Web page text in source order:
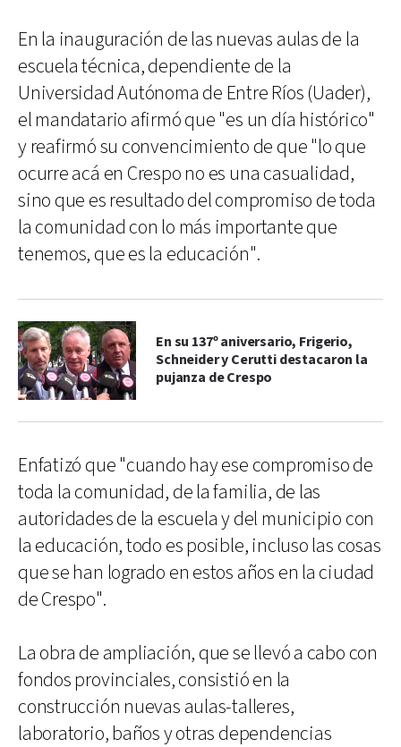
En la inauguración de las nuevas aulas de la
escuela técnica, dependiente de la
Universidad Autónoma de Entre Ríos (Uader),
el mandatario afirmó que "es un día histórico"
y reafirmó su convencimiento de que "lo que
ocurre acá en Crespo no es una casualidad,
sino que es resultado del compromiso de toda
la comunidad con lo más importante que
tenemos, que es la educación".
En su 137º aniversario, Frigerio,
Schneider y Cerutti destacaron la
pujanza de Crespo
Enfatizó que "cuando hay ese compromiso de
toda la comunidad, de la familia, de las
autoridades de la escuela y del municipio con
la educación, todo es posible, incluso las cosas
que se han logrado en estos años en la ciudad
de Crespo".
La obra de ampliación, que se llevó a cabo con
fondos provinciales, consistió en la
construcción nuevas aulas-talleres,
laboratorio, baños y otras dependencias